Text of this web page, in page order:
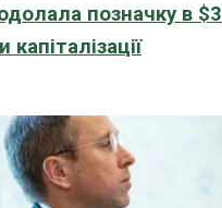
позначку в $3